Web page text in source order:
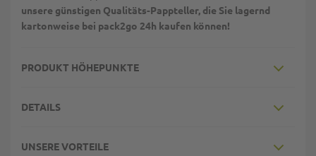
unsere günstigen Qualitäts-Pappteller, die Sie lagernd
kartonweise bei pack2go 24h kaufen können!
PRODUKT HÖHEPUNKTE
DETAILS
UNSERE VORTEILE